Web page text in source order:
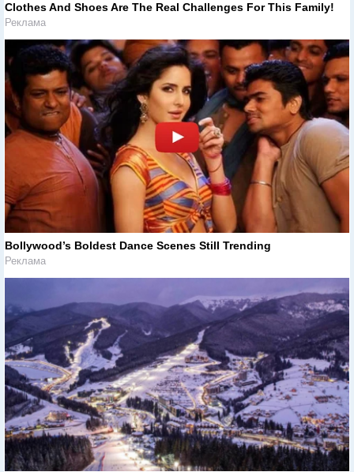
Clothes And Shoes Are The Real Challenges For This Family!
Реклама
Bollywood’s Boldest Dance Scenes Still Trending
Реклама